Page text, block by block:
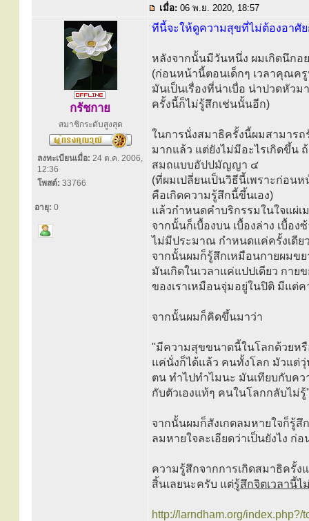
เมื่อ: 06 พ.ย. 2020, 18:57
กรัชกาย
สมาชิกระดับสูงสุด
ลงทะเบียนเมื่อ: 24 ต.ค. 2006,
12:36
โพสต์: 33766
อายุ: 0
ทีนี้จะให้ดูความสุขที่ไม่ต้องอาศั
หลังจากนั้นมีวันหนึ่ง ผมเกิดนึกอ
(ก่อนหน้านี้ตอนเด็กๆ เวลาคุณค
มันเป็นเรื่องที่น่าเบื่อ น่าปวดหัว
ครั้งนี้ก็ไม่รู้สึกเช่นนั้นอีก)
ในการนั่งสมาธิครั้งนี้ผมสามารถ
มากแล้ว แต่ยังไม่มีอะไรเกิดขึ้น
สมถแบบอัปปมัญญา ๔
(ที่ผมเปลี่ยนเป็นวิธีนี้เพราะก่อน
คือเกิดความรู้สึกนี้ขึ้นเอง)
แล้วกำหนดคำบริกรรมในใจแผ่
จากนั้นก็เบื้องบน เบื้องล่าง เบื้อ
ไม่มีประมาณ กำหนดแค่ครั้งเดีย
จากนั้นผมก็รู้สึกเหมือนกายผมข
มันเกิดในเวลาแค่แปปเดียว กา
ของเราเหมือนจุ่มอยู่ในปิติ มีแต่
จากนั้นผมก็คิดขึ้นมาว่า
"มีความสุขขนาดนี้ในโลกด้วยห
แค่นั่งก็ได้แล้ว คนทั้งโลก มัวแต่
ตน ทำไปทำไมนะ มันเทียบกับค
กับตัวเองแท้ๆ คนในโลกกลับไม่รู้
จากนั้นผมก็สังเกตลมหายใจก็รู้สึ
ลมหายใจละเอียดว่าเป็นยังไง ก่
ความรู้สึกจากการเกิดสมาธิครั้
สิ้นเลยนะครับ แต่รู้สึกจิตเวลานี้
http://larndham.org/index.php?/